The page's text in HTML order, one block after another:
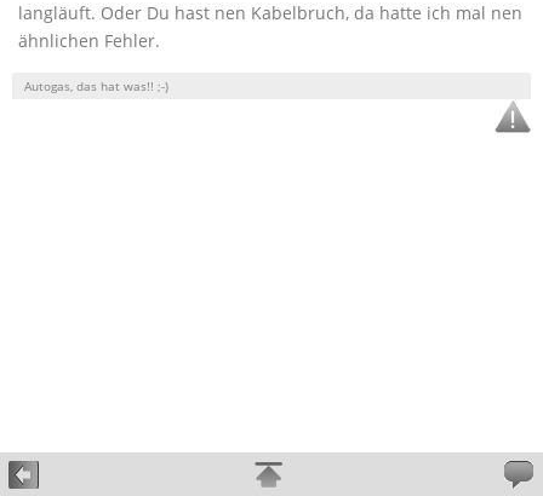
langläuft. Oder Du hast nen Kabelbruch, da hatte ich mal nen
ähnlichen Fehler.
Autogas, das hat was!! ;-)